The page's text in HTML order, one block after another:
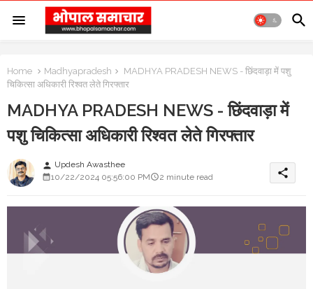
Home Madhyapradesh
MADHYA PRADESH NEWS - छिंदवाड़ा में पशु
चिकित्सा अधिकारी रिश्वत लेते गिरफ्तार
MADHYA PRADESH NEWS - छिंदवाड़ा में
पशु चिकित्सा अधिकारी रिश्वत लेते गिरफ्तार
person Updesh Awasthee
10/22/2024 05:56:00 PM
2 minute read share